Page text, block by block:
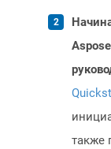
также